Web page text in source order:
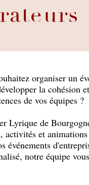
organiser un
la cohésion
de vos équipes ?
Lyrique de
activités et
événements
notre équipe